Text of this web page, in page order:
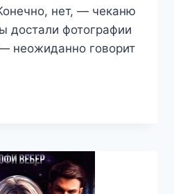
нет, — чеканю
достали фотографии
неожиданно говорит